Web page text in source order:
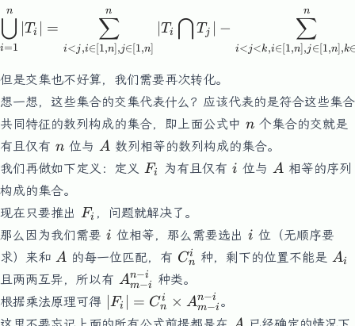
\bigcup_{i=1}^n|T_i|
i=1
⋃
n
∣Ti =
i<j ,i∈ 1,n] ,j∈ 1,n
∑
n
Ti ⋂ T j −
i<j<k,i∈ 1,n] ,j ∈ 1,n] ,k
∑
n
但是交集也不好算，我们需要再次转化。
想一想，这些集合的交集代表什么？应该代表的是符合这些集合
共同特征的数列构成的集合，即上面公式中 n
n 个集合的交就是
有且仅有 n
n 位与 A
A 数列相等的数列构成的集合。
我们再做如下定义：定义
F_i
Fi 为有且仅有 i
i 位与 A
A 相等的序列
构成的集合。
现在只要推出
F_i
Fi ，问题就解决了。
那么因为我们需要 i
i 位相等，那么需要选出 i
i 位（无顺序要
求）来和 A
A 的每一位匹配，有 C^i_n
Cn
i 种，剩下的位置不能是 A_i
Ai
且两两互异，所以有 A_{m-
i}^{n-
i}
Am−i
n−i
种类。
根据乘法原理可得 |F_i|
=
∣Fi ∣ = Cn
i × Am−i
n−i 。
A